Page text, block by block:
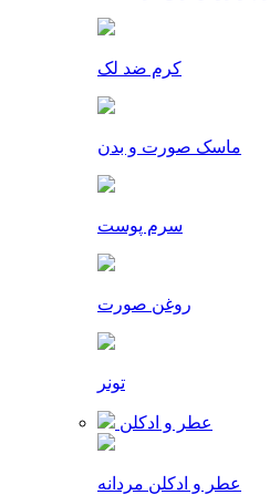
کرم ضد لک
ماسک صورت و بدن
سرم پوست
روغن صورت
تونر
عطر و ادکلن
عطر و ادکلن مردانه